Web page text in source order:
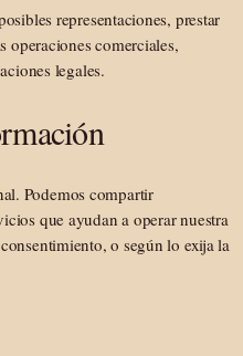
representaciones, prestar
operaciones comerciales,
legales.
Podemos compartir
que ayudan a operar nuestra
o según lo exija la